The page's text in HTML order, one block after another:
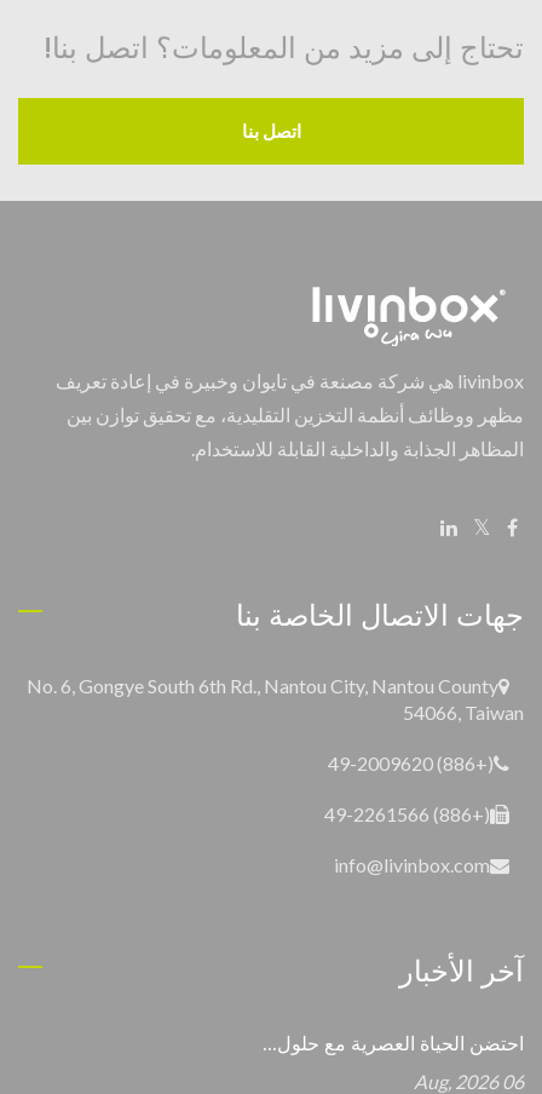
تحتاج إلى مزيد من المعلومات؟ اتصل بنا!
اتصل بنا
livinbox هي شركة مصنعة في تايوان وخبيرة في إعادة تعريف
مظهر ووظائف أنظمة التخزين التقليدية، مع تحقيق توازن بين
المظاهر الجذابة والداخلية القابلة للاستخدام.
جهات الاتصال الخاصة بنا
No. 6, Gongye South 6th Rd., Nantou City, Nantou County
54066, Taiwan
(+886) 49-2009620
(+886) 49-2261566
info@livinbox.com
آخر الأخبار
احتضن الحياة العصرية مع حلول...
06 Aug, 2026